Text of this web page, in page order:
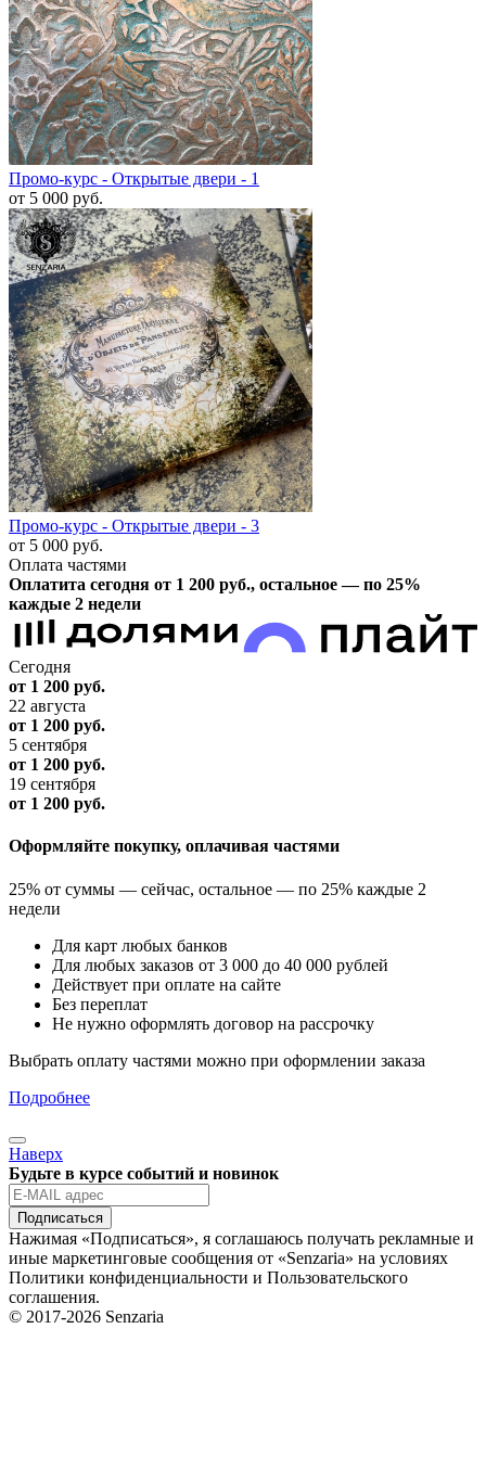
Промо-курс - Открытые двери - 1
от 5 000 руб.
Промо-курс - Открытые двери - 3
от 5 000 руб.
Оплата частями
Оплатита сегодня от 1 200 руб., остальное — по 25%
каждые 2 недели
Сегодня
от 1 200 руб.
22 августа
от 1 200 руб.
5 сентября
от 1 200 руб.
19 сентября
от 1 200 руб.
Оформляйте покупку, оплачивая частями
25% от суммы — сейчас, остальное — по 25% каждые 2
недели
Для карт любых банков
Для любых заказов от 3 000 до 40 000 рублей
Действует при оплате на сайте
Без переплат
Не нужно оформлять договор на рассрочку
Выбрать оплату частями можно при оформлении заказа
Подробнее
Наверх
Будьте в курсе событий и новинок
Подписаться
Нажимая «Подписаться», я соглашаюсь получать рекламные и
иные маркетинговые сообщения от «Senzaria» на условиях
Политики конфиденциальности и Пользовательского
соглашения.
© 2017-2026 Senzaria